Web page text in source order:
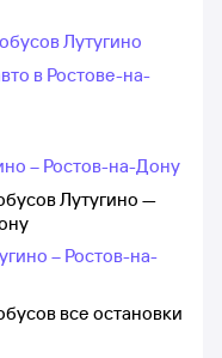
Лутугино
в Ростове-на-
– Ростов-на-Дону
Лутугино —
– Ростов-на-
все остановки